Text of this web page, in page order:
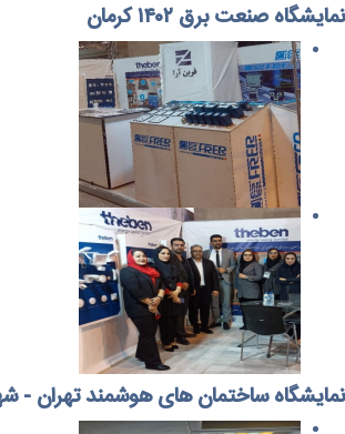
نمایشگاه صنعت برق ۱۴۰۲ کرمان
نمایشگاه ساختمان های هوشمند تهران -